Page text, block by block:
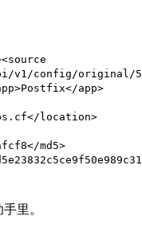
config/original/
app>
location>
md5>
里。